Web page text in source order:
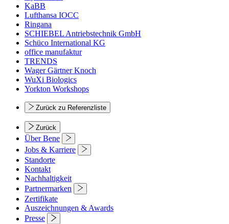
KaBB
Lufthansa IOCC
Ringana
SCHIEBEL Antriebstechnik GmbH
Schüco International KG
office manufaktur
TRENDS
Wager Gärtner Knoch
WuXi Biologics
Yorkton Workshops
Zurück zu Referenzliste
Zurück
Über Bene
Jobs & Karriere
Standorte
Kontakt
Nachhaltigkeit
Partnermarken
Zertifikate
Auszeichnungen & Awards
Presse